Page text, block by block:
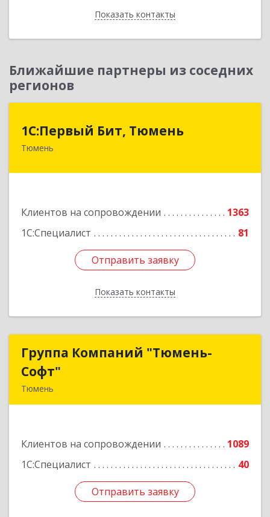
Показать контакты
Назад
Ближайшие партнеры из соседних
регионов
1С:Первый Бит, Тюмень
Тюмень
Клиентов на сопровождении
1363
1С:Специалист
81
Отправить заявку
Показать контакты
1С:Первый Бит, Тюмень
625000, Тюменская обл, Тюмень г, Республики
Отправить заявку
Назад
Группа Компаний "Тюмень-
Софт"
Тюмень
Клиентов на сопровождении
1089
1С:Специалист
40
Отправить заявку
Группа Компаний "Тюмень-
Подробнее
Отправить заявку